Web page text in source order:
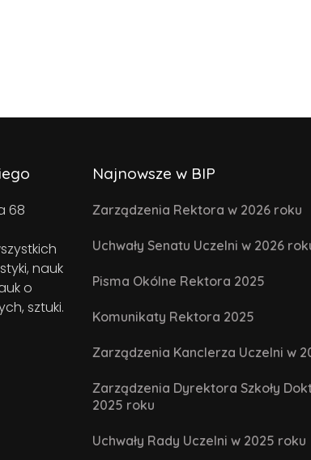
68
nauk
o
sztuki.
Najnowsze w BIP
Zarządzenia Rektora w 2026 roku
Uchwały Senatu Uczelni w 2026
Pisma Okólne Rektora 2025
Komunikaty Rektora 2025
Zarządzenia Kanclerza Uczelni w
Zarządzenia Dyrektora Szkoły
2025 roku
Uchwały Rady Uczelni w 2025 roku